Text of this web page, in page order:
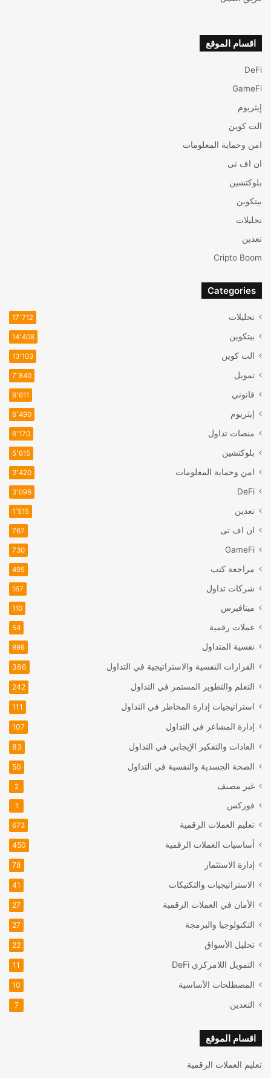
اقسام الموقع
DeFi
GameFi
إيثريوم
الت كوين
امن وحماية المعلومات
ان اف تی
بلوكتشين
بيتكوين
تحليلات
تعدين
Cripto Boom
Categories
تحليلات 17٬712
بيتكوين 14٬408
الت كوين 13٬103
تمويل 7٬840
قانوني 6٬611
إيثريوم 6٬490
منصات تداول 6٬170
بلوكتشين 5٬615
امن وحماية المعلومات 3٬420
DeFi 3٬096
تعدين 1٬515
ان اف تی 767
GameFi
730
مراجعة كتب 495
شركات تداول 167
ميتافيرس 110
عملات رقمية 54
نفسية المتداول 998
القرارات النفسية والاستراتيجية في التداول 386
التعلم والتطوير المستمر في التداول 242
استراتيجيات إدارة المخاطر في التداول 111
إدارة المشاعر في التداول 107
العادات والتفكير الإيجابي في التداول 83
الصحة الجسدية والنفسية في التداول 50
غير مصنف 2
فوركس 1
تعليم العملات الرقمية 673
أساسيات العملات الرقمية 450
إدارة الاستثمار 78
الاستراتيجيات والتكتيكات 41
الأمان في العملات الرقمية 27
التكنولوجيا والبرمجة 27
تحليل الأسواق 22
التمويل اللامركزي DeFi
11
المصطلحات الأساسية 10
التعدين 7
اقسام الموقع
تعليم العملات الرقمية